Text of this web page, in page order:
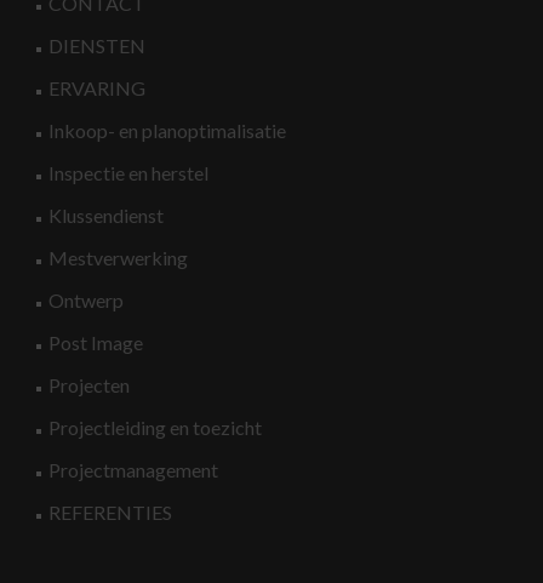
DIENSTEN
ERVARING
Inkoop- en planoptimalisatie
Inspectie en herstel
Klussendienst
Mestverwerking
Ontwerp
Post Image
Projecten
Projectleiding en toezicht
Projectmanagement
REFERENTIES